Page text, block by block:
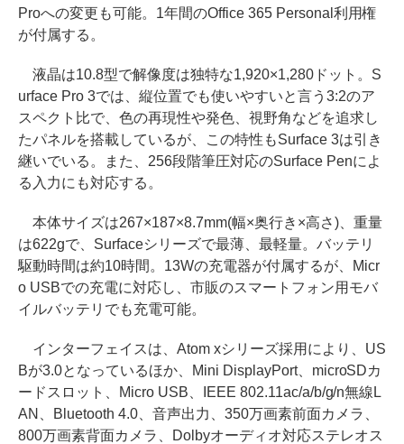
Proへの変更も可能。1年間のOffice 365 Personal利用権
が付属する。
液晶は10.8型で解像度は独特な1,920×1,280ドット。S
urface Pro 3では、縦位置でも使いやすいと言う3:2のア
スペクト比で、色の再現性や発色、視野角などを追求し
たパネルを搭載しているが、この特性もSurface 3は引き
継いでいる。また、256段階筆圧対応のSurface Penによ
る入力にも対応する。
本体サイズは267×187×8.7mm(幅×奥行き×高さ)、重量
は622gで、Surfaceシリーズで最薄、最軽量。バッテリ
駆動時間は約10時間。13Wの充電器が付属するが、Micr
o USBでの充電に対応し、市販のスマートフォン用モバ
イルバッテリでも充電可能。
インターフェイスは、Atom xシリーズ採用により、US
Bが3.0となっているほか、Mini DisplayPort、microSDカ
ードスロット、Micro USB、IEEE 802.11ac/a/b/g/n無線L
AN、Bluetooth 4.0、音声出力、350万画素前面カメラ、
800万画素背面カメラ、Dolbyオーディオ対応ステレオス